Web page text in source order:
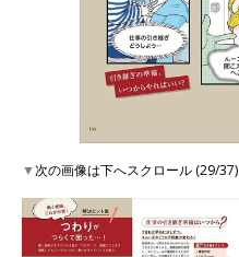
▼次の画像は下へスクロール (29/37)